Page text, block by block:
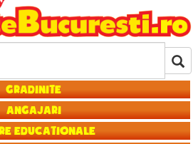
Gradinite
Angajari
educationale